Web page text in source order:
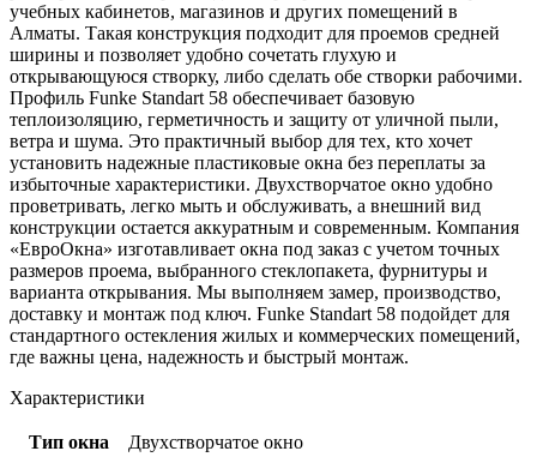
учебных кабинетов, магазинов и других помещений в
Алматы. Такая конструкция подходит для проемов средней
ширины и позволяет удобно сочетать глухую и
открывающуюся створку, либо сделать обе створки рабочими.
Профиль Funke Standart 58 обеспечивает базовую
теплоизоляцию, герметичность и защиту от уличной пыли,
ветра и шума. Это практичный выбор для тех, кто хочет
установить надежные пластиковые окна без переплаты за
избыточные характеристики. Двухстворчатое окно удобно
проветривать, легко мыть и обслуживать, а внешний вид
конструкции остается аккуратным и современным. Компания
«ЕвроОкна» изготавливает окна под заказ с учетом точных
размеров проема, выбранного стеклопакета, фурнитуры и
варианта открывания. Мы выполняем замер, производство,
доставку и монтаж под ключ. Funke Standart 58 подойдет для
стандартного остекления жилых и коммерческих помещений,
где важны цена, надежность и быстрый монтаж.
Характеристики
Тип окна Двухстворчатое окно